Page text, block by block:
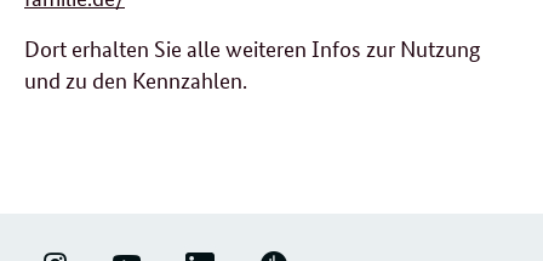
Dort erhalten Sie alle weiteren Infos zur Nutzung
und zu den Kennzahlen.